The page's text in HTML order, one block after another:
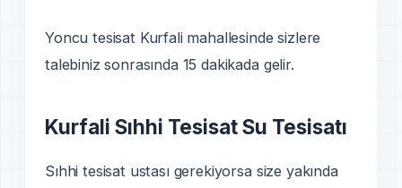
Yoncu tesisat Kurfali mahallesinde sizlere
talebiniz sonrasında 15 dakikada gelir.
Kurfali Sıhhi Tesisat Su Tesisatı
Sıhhi tesisat ustası gerekiyorsa size yakında